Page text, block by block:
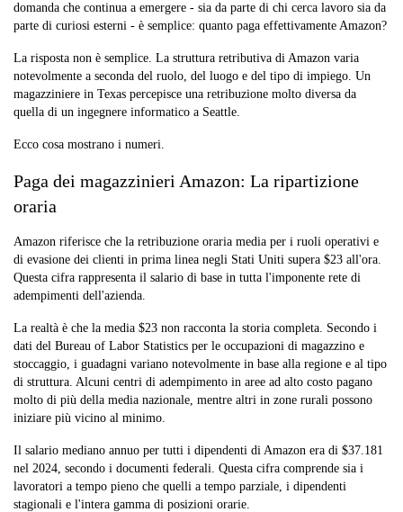
domanda che continua a emergere - sia da parte di chi cerca lavoro sia da
parte di curiosi esterni - è semplice: quanto paga effettivamente Amazon?
La risposta non è semplice. La struttura retributiva di Amazon varia
notevolmente a seconda del ruolo, del luogo e del tipo di impiego. Un
magazziniere in Texas percepisce una retribuzione molto diversa da
quella di un ingegnere informatico a Seattle.
Ecco cosa mostrano i numeri.
Paga dei magazzinieri Amazon: La ripartizione
oraria
Amazon riferisce che la retribuzione oraria media per i ruoli operativi e
di evasione dei clienti in prima linea negli Stati Uniti supera $23 all'ora.
Questa cifra rappresenta il salario di base in tutta l'imponente rete di
adempimenti dell'azienda.
La realtà è che la media $23 non racconta la storia completa. Secondo i
dati del Bureau of Labor Statistics per le occupazioni di magazzino e
stoccaggio, i guadagni variano notevolmente in base alla regione e al tipo
di struttura. Alcuni centri di adempimento in aree ad alto costo pagano
molto di più della media nazionale, mentre altri in zone rurali possono
iniziare più vicino al minimo.
Il salario mediano annuo per tutti i dipendenti di Amazon era di $37.181
nel 2024, secondo i documenti federali. Questa cifra comprende sia i
lavoratori a tempo pieno che quelli a tempo parziale, i dipendenti
stagionali e l'intera gamma di posizioni orarie.